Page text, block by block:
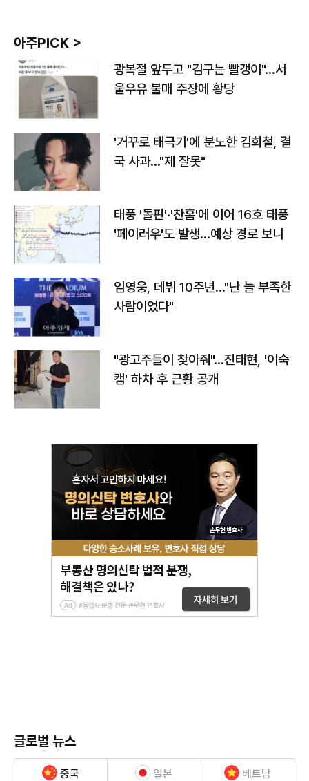
아주PICK >
광복절 앞두고 "김구는 빨갱이"…서
울우유 불매 주장에 황당
'거꾸로 태극기'에 분노한 김희철, 결
국 사과…"제 잘못"
태풍 '돌핀'·'찬홈'에 이어 16호 태풍
'페이러우'도 발생…예상 경로 보니
임영웅, 데뷔 10주년…"난 늘 부족한
사람이었다"
"광고주들이 찾아줘"…진태현, '이숙
캠' 하차 후 근황 공개
글로벌 뉴스
중국 일본 베트남